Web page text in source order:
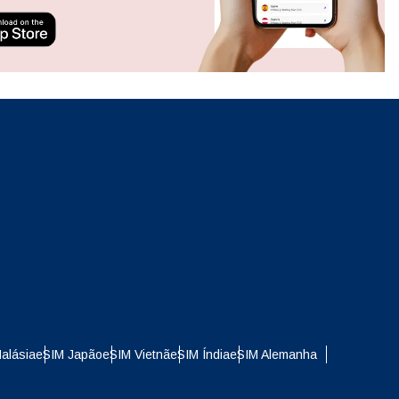
eSIM JapãoeSIM VietnãeSIM ÍndiaeSIM Alemanha